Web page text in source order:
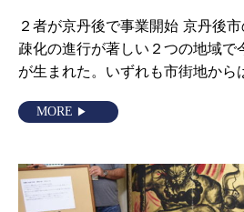
２者が京丹後で事業開始 京丹後
疎化の進行が著しい２つの地域で
が生まれた。いずれも市街地から
MORE